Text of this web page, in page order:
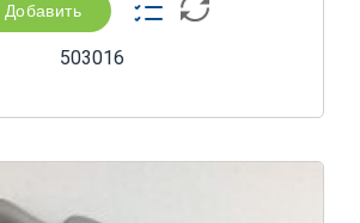
Добавить
503016